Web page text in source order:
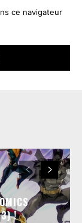
ce navigateur
3) !